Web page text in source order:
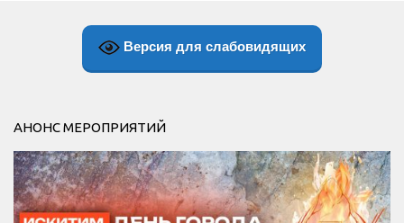
Версия для слабовидящих
АНОНС МЕРОПРИЯТИЙ